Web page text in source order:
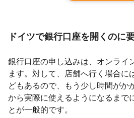
ドイツで銀行口座を開くのに
銀行口座の申し込みは、オンライ
ます。対して、店舗へ行く場合に
どもあるので、もう少し時間がか
から実際に使えるようになるまで
とが一般的です。